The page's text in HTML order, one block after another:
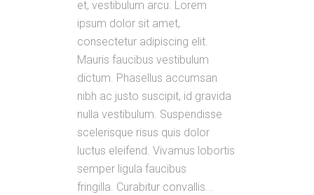
et, vestibulum arcu. Lorem
ipsum dolor sit amet,
consectetur adipiscing elit.
Mauris faucibus vestibulum
dictum. Phasellus accumsan
nibh ac justo suscipit, id gravida
nulla vestibulum. Suspendisse
scelerisque risus quis dolor
luctus eleifend. Vivamus lobortis
semper ligula faucibus
fringilla. Curabitur convallis...